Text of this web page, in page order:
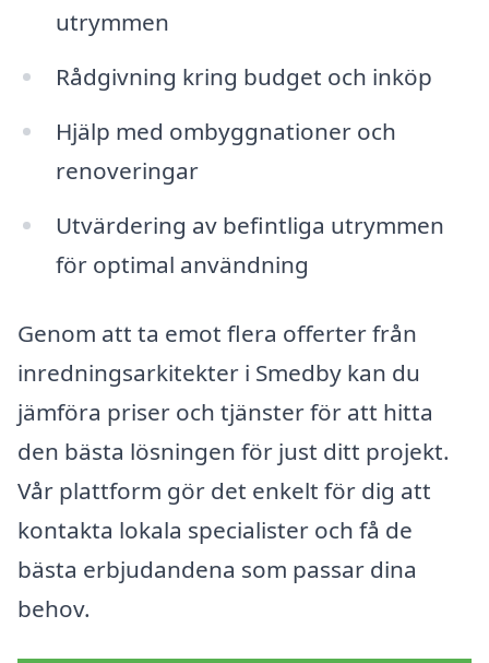
utrymmen
Rådgivning kring budget och inköp
Hjälp med ombyggnationer och
renoveringar
Utvärdering av befintliga utrymmen
för optimal användning
Genom att ta emot flera offerter från
inredningsarkitekter i Smedby kan du
jämföra priser och tjänster för att hitta
den bästa lösningen för just ditt projekt.
Vår plattform gör det enkelt för dig att
kontakta lokala specialister och få de
bästa erbjudandena som passar dina
behov.